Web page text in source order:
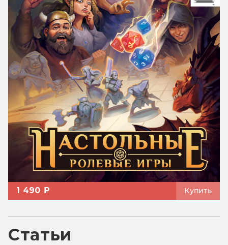
1 490 ₽ Купить
Статьи